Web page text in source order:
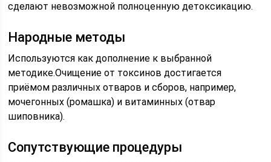
сделают невозможной полноценную детоксикацию.
Народные методы
Используются как дополнение к выбранной
методике.Очищение от токсинов достигается
приёмом различных отваров и сборов, например,
мочегонных (ромашка) и витаминных (отвар
шиповника).
Сопутствующие процедуры